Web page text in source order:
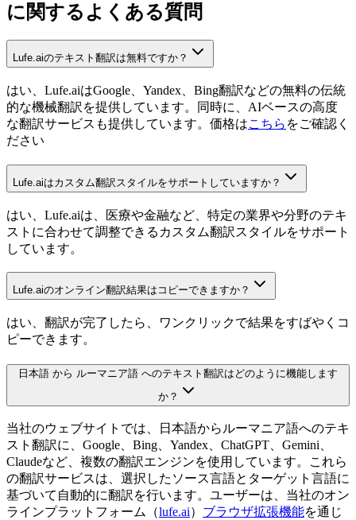
に関するよくある質問
Lufe.aiのテキスト翻訳は無料ですか？
はい、Lufe.aiはGoogle、Yandex、Bing翻訳などの無料の伝統
的な機械翻訳を提供しています。同時に、AIベースの高度
な翻訳サービスも提供しています。価格はこちら をご確認く
ださい
Lufe.aiはカスタム翻訳スタイルをサポートしていますか？
はい、Lufe.aiは、医療や金融など、特定の業界や分野のテキ
ストに合わせて調整できるカスタム翻訳スタイルをサポート
しています。
Lufe.aiのオンライン翻訳結果はコピーできますか？
はい、翻訳が完了したら、ワンクリックで結果をすばやくコ
ピーできます。
日本語 から ルーマニア語 へのテキスト翻訳はどのように機能します
か？
当社のウェブサイトでは、日本語からルーマニア語へのテキ
スト翻訳に、Google、Bing、Yandex、ChatGPT、Gemini、
Claudeなど、複数の翻訳エンジンを使用しています。これら
の翻訳サービスは、選択したソース言語とターゲット言語に
基づいて自動的に翻訳を行います。ユーザーは、当社のオン
ラインプラットフォーム（lufe.ai） ブラウザ拡張機能を通じ